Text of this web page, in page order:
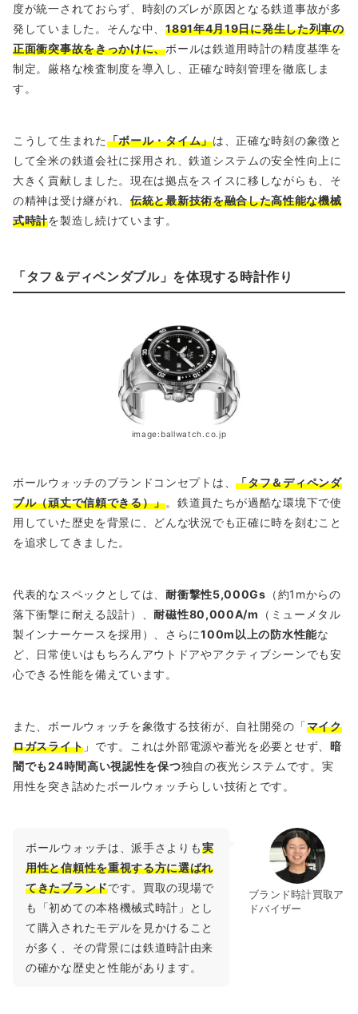
度が統一されておらず、時刻のズレが原因となる鉄道事故が多
発していました。そんな中、1891年4月19日に発生した列車の
正面衝突事故をきっかけに、ボールは鉄道用時計の精度基準を
制定。厳格な検査制度を導入し、正確な時刻管理を徹底しま
す。
こうして生まれた「ボール・タイム」は、正確な時刻の象徴と
して全米の鉄道会社に採用され、鉄道システムの安全性向上に
大きく貢献しました。現在は拠点をスイスに移しながらも、そ
の精神は受け継がれ、 伝統と最新技術を融合した高性能な機械
式時計を製造し続けています。
「タフ＆ディペンダブル」を体現する時計作り
image:ballwatch.co.jp
ボールウォッチのブランドコンセプトは、「タフ＆ディペンダ
ブル（頑丈で信頼できる）」。鉄道員たちが過酷な環境下で使
用していた歴史を背景に、どんな状況でも正確に時を刻むこと
を追求してきました。
代表的なスペックとしては、耐衝撃性5,000Gs （約1mからの
落下衝撃に耐える設計）、耐磁性80,000A/m
（ミューメタル
製インナーケースを採用）、さらに100m以上の防水性能な
ど、日常使いはもちろんアウトドアやアクティブシーンでも安
心できる性能を備えています。
また、ボールウォッチを象徴する技術が、自社開発の「マイク
ロガスライト 」です。これは外部電源や蓄光を必要とせず、 暗
闇でも24時間高い視認性を保つ独自の夜光システムです。実
用性を突き詰めたボールウォッチらしい技術とです。
ブランド時計買取ア
ドバイザー
ボールウォッチは、派手さよりも実
用性と信頼性を重視する方に選ばれ
てきたブランドです。買取の現場で
も「初めての本格機械式時計」とし
て購入されたモデルを見かけること
が多く、その背景には鉄道時計由来
の確かな歴史と性能があります。